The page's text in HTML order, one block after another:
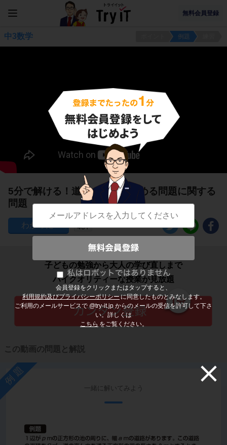
無料会員登録
会員登録をクリックまたはタップすると、
利用規約及びプライバシーポリシーに同意したものとみなします。
ご利用のメールサービスで @try-it.jp からのメールの受信を許可して下さ
い。詳しくは
こちら をご覧ください。
中3数学 例題
5分で解ける！道路の面積を求める問題に関する
問題
461
子どもの勉強から大人の学び直しまで
ハイクオリティーな授業が見放題
この動画の問題と解説
例題
一緒に解いてみよう